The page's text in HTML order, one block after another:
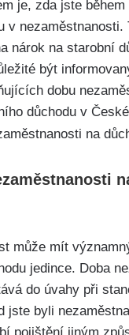
je, zda jste během
v nezaměstnanosti.
nárok na starobní
být
dobu
důchodu v
může mít
jedince. Doba
do úvahy při
jste byli